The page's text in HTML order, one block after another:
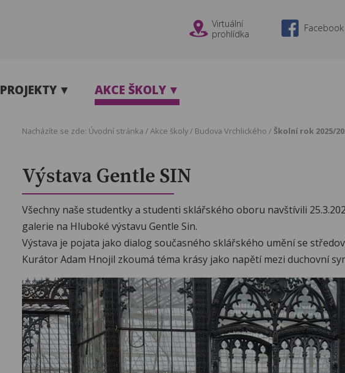
Virtuální
prohlídka
Facebook
PROJEKTY AKCE ŠKOLY
Nacházíte se zde: Úvodní stránka / Akce školy/ Budova Vrchlického / Školní rok 2025/
Výstava Gentle SIN
Všechny naše studentky a studenti sklářského oboru navštívili
galerie na Hluboké výstavu Gentle Sin.
Výstava je pojata jako dialog současného sklářského umění se
Kurátor Adam Hnojil zkoumá téma krásy jako napětí mezi duchovní